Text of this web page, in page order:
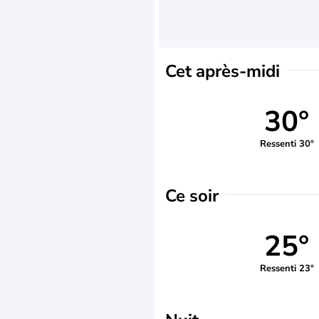
Cet après-midi
30°
Ressenti 30°
Ce soir
25°
Ressenti 23°